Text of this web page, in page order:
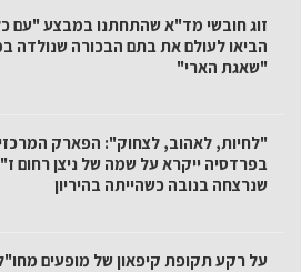
זוג חובשי מד"א שהתחתנו במבצע "עם
הביאו לעולם את בתם הבכורה שנולדה
"שאגת הארי"
"לחיות, לאהוב, לצחוק": הפארק המרכזי
בפרדסיה ייקרא על שמה של ניצן רחום
שנרצחה בנובה כשהייתה בהיריון
על רקע תקופת קיפאון של מופעים